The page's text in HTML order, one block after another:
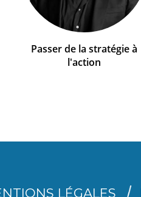
Passer de la stratégie à
l'action
LÉGALES